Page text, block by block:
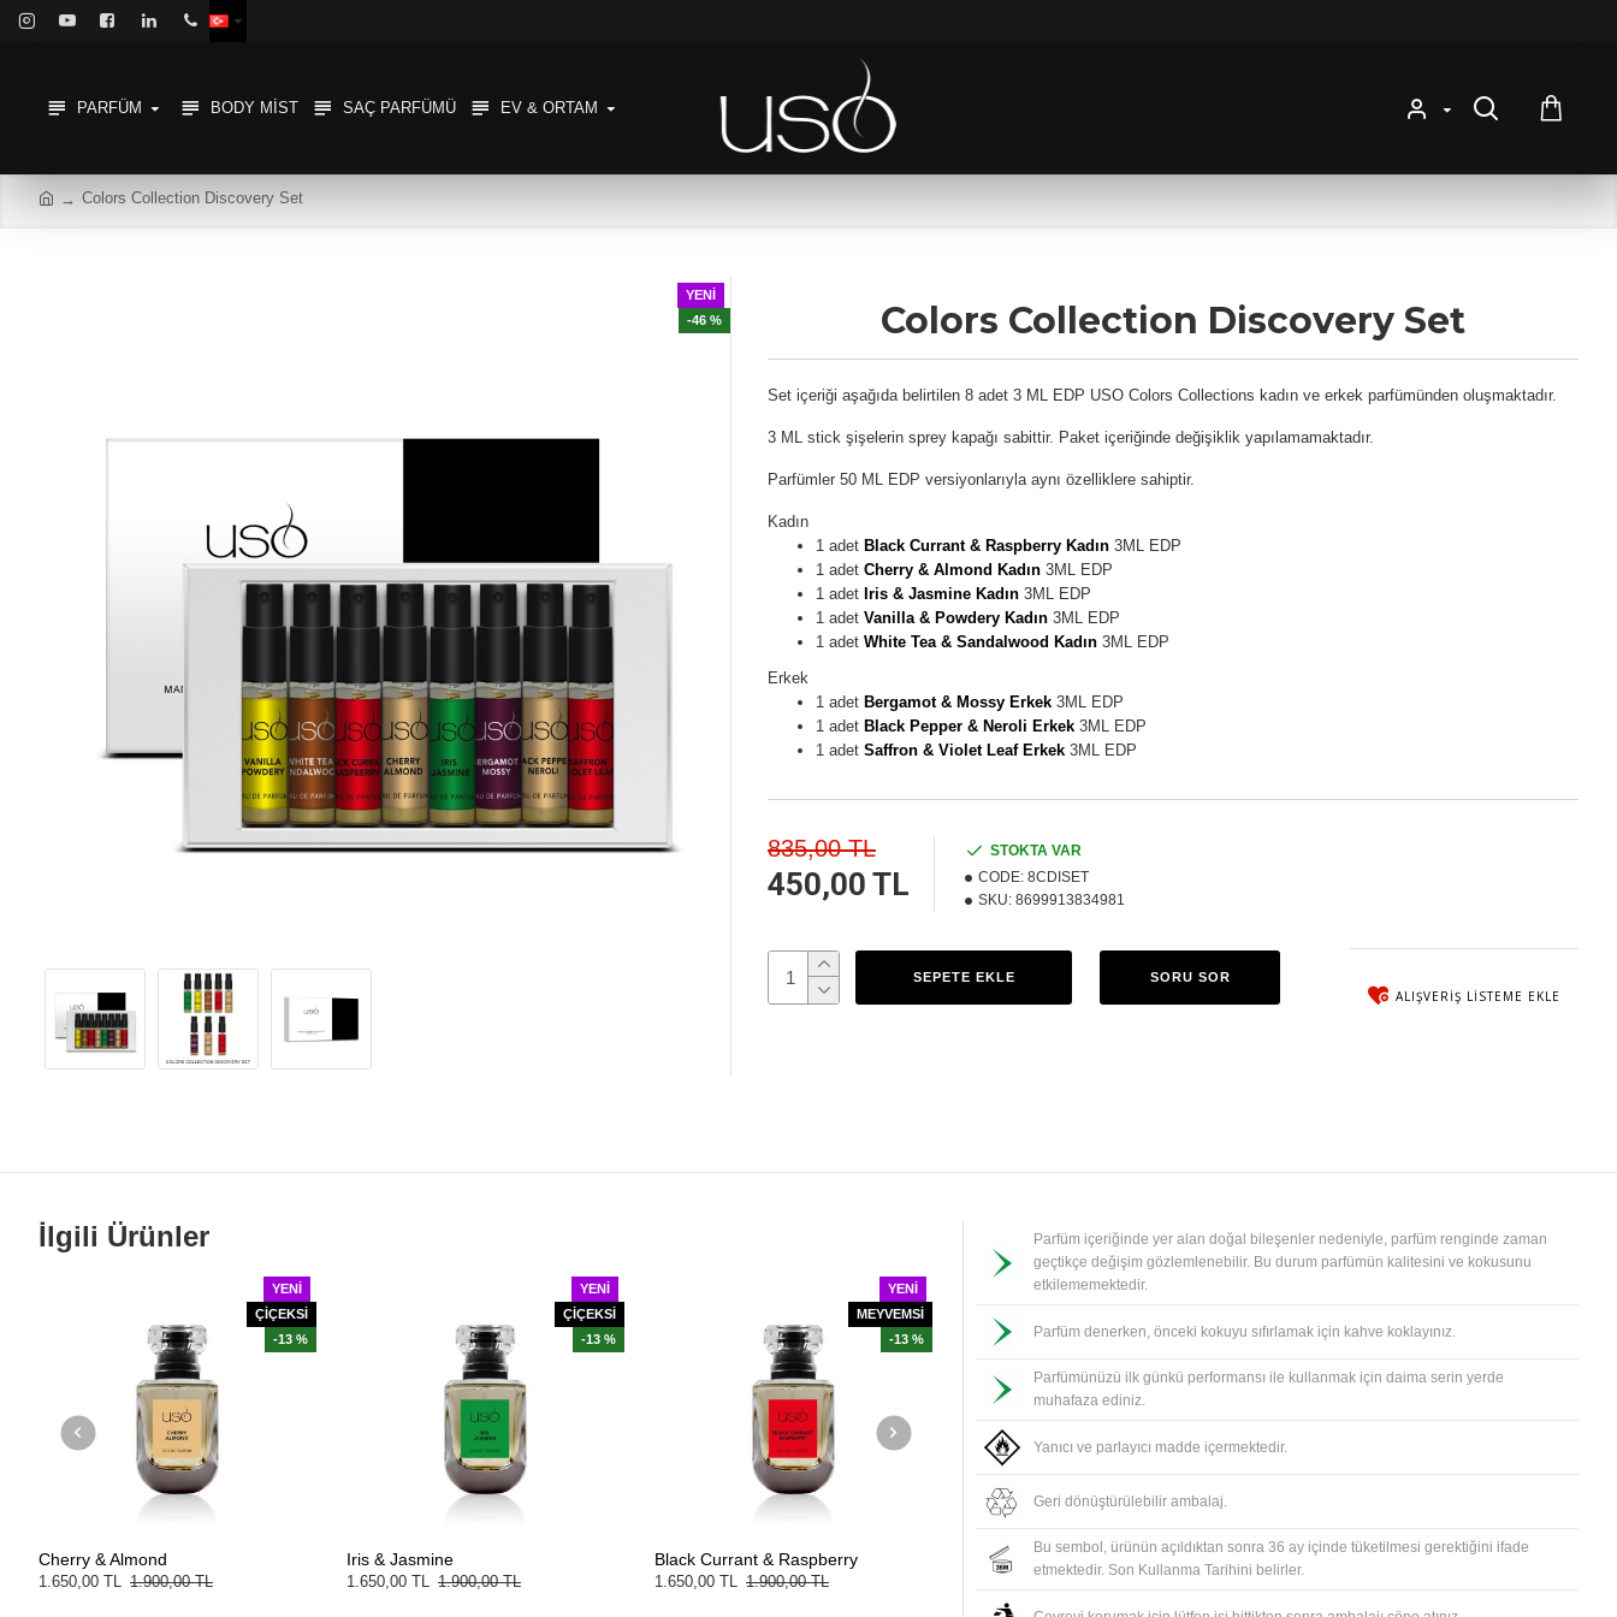
PARFÜM BODY MIST SAÇ PARFÜMÜ EV & ORTAM
Colors Collection Discovery Set
YENI
-46 %
Colors Collection Discovery Set
Set içeriği aşağıda belirtilen 8 adet 3 ML EDP USO Colors Collections kadın ve erkek parfümünden oluşmaktadır.
3 ML stick şişelerin sprey kapağı sabittir. Paket içeriğinde değişiklik yapılamamaktadır.
Parfümler 50 ML EDP versiyonlarıyla aynı özelliklere sahiptir.
Kadın
1 adet Black Currant & Raspberry Kadın 3ML EDP
1 adet Cherry & Almond Kadın 3ML EDP
1 adet Iris & Jasmine Kadın 3ML EDP
1 adet Vanilla & Powdery Kadın 3ML EDP
1 adet White Tea & Sandalwood Kadın 3ML EDP
Erkek
1 adet Bergamot & Mossy Erkek 3ML EDP
1 adet Black Pepper & Neroli Erkek 3ML EDP
1 adet Saffron & Violet Leaf Erkek 3ML EDP
450,00 TL
835,00 TL
STOKTA VAR
CODE: 8CDISET
SKU: 8699913834981
SEPETE EKLE SORU SOR
ALIŞVERIŞ LISTEME EKLE
İlgili Ürünler
YENI
ÇİÇEKSİ
-13 %
Cherry & Almond
1.650,00 TL 1.900,00 TL
YENI
ÇİÇEKSİ
-13 %
Iris & Jasmine
1.650,00 TL 1.900,00 TL
YENI
MEYVEMSİ
-13 %
Black Currant & Raspberry
1.650,00 TL 1.900,00 TL
-13 %
White Tea & Sandalwood Vanilla & Powdery
Parfüm içeriğinde yer alan doğal bileşenler nedeniyle, parfüm renginde zaman
geçtikçe değişim gözlemlenebilir. Bu durum parfümün kalitesini ve kokusunu
etkilememektedir.
Parfüm denerken, önceki kokuyu sıfırlamak için kahve koklayınız.
Parfümünüzü ilk günkü performansı ile kullanmak için daima serin yerde
muhafaza ediniz.
Yanıcı ve parlayıcı madde içermektedir.
Geri dönüştürülebilir ambalaj.
Bu sembol, ürünün açıldıktan sonra 36 ay içinde tüketilmesi gerektiğini ifade
etmektedir. Son Kullanma Tarihini belirler.